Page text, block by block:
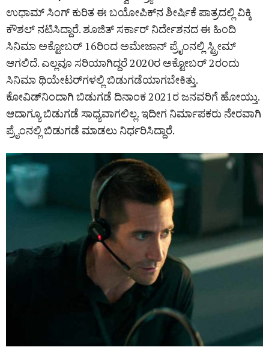
ಉಧಾಮ್ ಸಿಂಗ್‌ ಕುರಿತ ಈ ಬಯೋಪಿಕ್‌ನ ಶೀರ್ಷಿಕೆ ಪಾತ್ರದಲ್ಲಿ ವಿಕ್ಕಿ
ಕೌಶಲ್ ನಟಿಸಿದ್ದಾರೆ. ಶೂಜಿತ್ ಸರ್ಕಾರ್ ನಿರ್ದೇಶನದ ಈ ಹಿಂದಿ
ಸಿನಿಮಾ ಅಕ್ಟೋಬರ್‌ 16ರಿಂದ ಅಮೇಜಾನ್ ಪ್ರೈಂನಲ್ಲಿ ಸ್ಟ್ರೀಮ್
ಆಗಲಿದೆ. ಎಲ್ಲವೂ ಸರಿಯಾಗಿದ್ದರೆ 2020ರ ಅಕ್ಟೋಬರ್‌ 2ರಂದು
ಸಿನಿಮಾ ಥಿಯೇಟರ್‌ಗಳಲ್ಲಿ ಬಿಡುಗಡೆಯಾಗಬೇಕಿತ್ತು.
ಕೋವಿಡ್‌ನಿಂದಾಗಿ ಬಿಡುಗಡೆ ದಿನಾಂಕ 2021ರ ಜನವರಿಗೆ ಹೋಯ್ತು.
ಆದಾಗ್ಯೂ ಬಿಡುಗಡೆ ಸಾಧ್ಯವಾಗಲಿಲ್ಲ. ಇದೀಗ ನಿರ್ಮಾಪಕರು ನೇರವಾಗಿ
ಪ್ರೈಂನಲ್ಲಿ ಬಿಡುಗಡೆ ಮಾಡಲು ನಿರ್ಧರಿಸಿದ್ದಾರೆ.